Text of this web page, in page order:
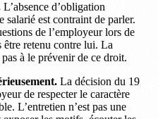
L’absence d’obligation
salarié est contraint de parler.
de l’employeur lors de
être retenu contre lui. La
à le prévenir de ce droit.
La décision du 19
de respecter le caractère
L’entretien n’est pas une